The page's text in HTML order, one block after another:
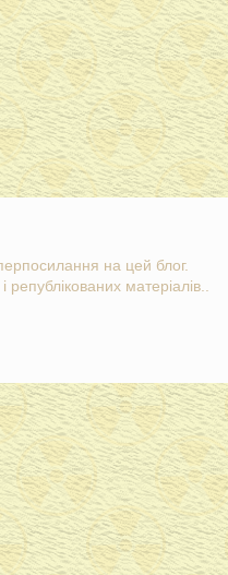
на цей блог.
матеріалів..